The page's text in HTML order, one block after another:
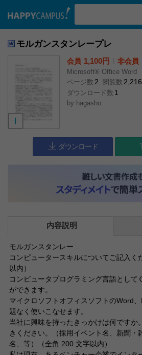
モルガンスタンレープレ
会員 1,100円 非会員
Microsoft® Office Word
ページ数 2 閲覧数 2,216
ダウンロード数 1
by hagasho
ダウンロード
内容説明
モルガンスタンレー
コンピュータースキルについてご記入く
以内）
コンピュータプログラミング言語として
ができます。
マイクロソフトオフィスソフトのWord
題なく使いこなせます。
当社に興味を持ったきっかけは何ですか
きください。（採用イベント名、新聞・
名、等）（全角 200 文字以内）